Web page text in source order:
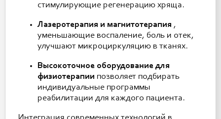
стимулирующие регенерацию хряща.
Лазеротерапия и магнитотерапия ,
уменьшающие воспаление, боль и отек,
улучшают микроциркуляцию в тканях.
Высокоточное оборудование для
физиотерапии позволяет подбирать
индивидуальные программы
реабилитации для каждого пациента.